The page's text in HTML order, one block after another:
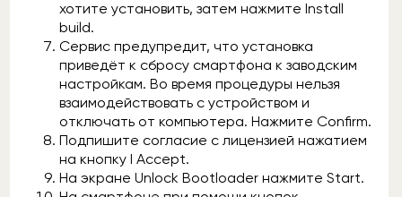
хотите установить, затем нажмите Install
build.
Сервис предупредит, что установка
приведёт к сбросу смартфона к заводским
настройкам. Во время процедуры нельзя
взаимодействовать с устройством и
отключать от компьютера. Нажмите Confirm.
Подпишите согласие с лицензией нажатием
на кнопку I Accept.
На экране Unlock Bootloader нажмите Start.